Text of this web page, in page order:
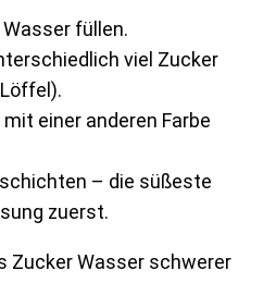
füllen.
viel Zucker
einer anderen Farbe
– die süßeste
zuerst.
Zucker Wasser schwerer